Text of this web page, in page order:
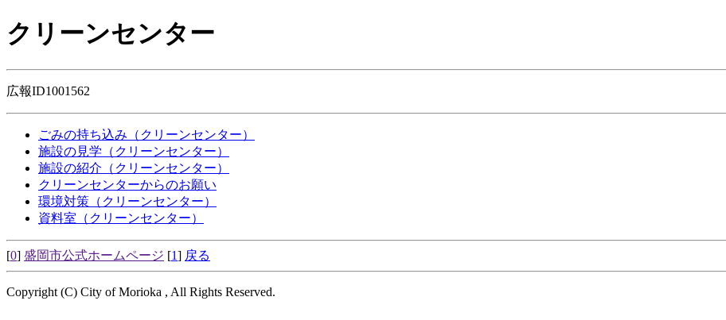
クリーンセンター
広報ID1001562
ごみの持ち込み（クリーンセンター）
施設の見学（クリーンセンター）
施設の紹介（クリーンセンター）
クリーンセンターからのお願い
環境対策（クリーンセンター）
資料室（クリーンセンター）
[0] 盛岡市公式ホームページ [1] 戻る
Copyright (C) City of Morioka , All Rights Reserved.